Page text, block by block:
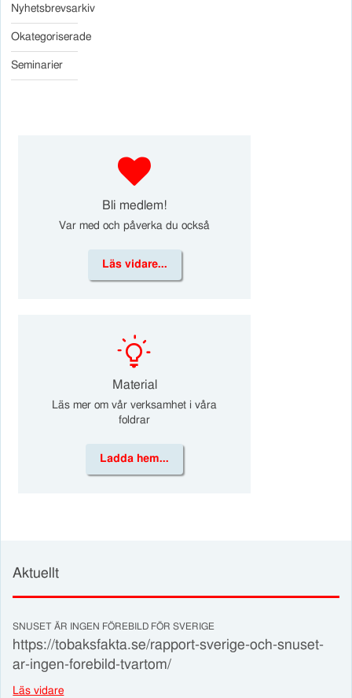
Nyhetsbrevsarkiv
Okategoriserade
Seminarier
d
Bli medlem!
Var med och påverka du också
Läs vidare...
k
Material
Läs mer om vår verksamhet i våra
foldrar
Ladda hem...
Aktuellt
SNUSET ÄR INGEN FÖREBILD FÖR SVERIGE
https://tobaksfakta.se/rapport-sverige-och-snuset-
ar-ingen-forebild-tvartom/
Läs vidare